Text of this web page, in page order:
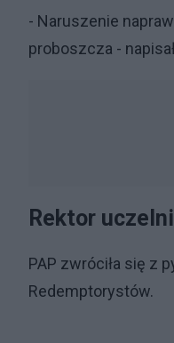
- Naruszenie
proboszcza -
Rektor
PAP zwróciła się z
Redemptorystów.